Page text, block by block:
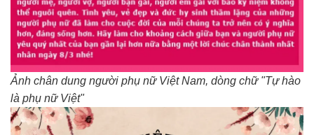
Ảnh chân dung người phụ nữ Việt Nam, dòng chữ "Tự hào
là phụ nữ Việt"